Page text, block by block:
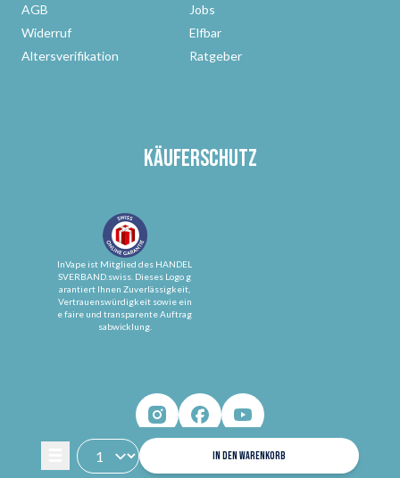
IN DEN WARENKORB
AGB
Widerruf
Altersverifikation
Jobs
Elfbar
Ratgeber
Käuferschutz
InVape ist Mitglied des HANDEL
SVERBAND.swiss. Dieses Logo g
arantiert Ihnen Zuverlässigkeit,
Vertrauenswürdigkeit sowie ein
e faire und transparente Auftrag
sabwicklung.